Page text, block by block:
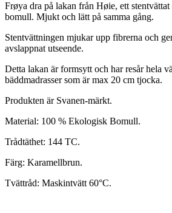
Frøya dra på lakan från Høie, ett
bomull. Mjukt och lätt på samma gång.
Stentvättningen mjukar upp fibrerna och
avslappnat utseende.
Detta lakan är formsytt och har resår hela
bäddmadrasser som är max 20 cm tjocka.
Produkten är Svanen-märkt.
Material: 100 % Ekologisk Bomull.
Trådtäthet: 144 TC.
Färg: Karamellbrun.
Tvättråd: Maskintvätt 60°C.